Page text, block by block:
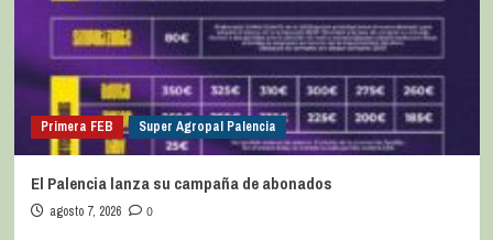
Primera FEB Super Agropal Palencia
El Palencia lanza su campaña de abonados
agosto 7, 2026 0